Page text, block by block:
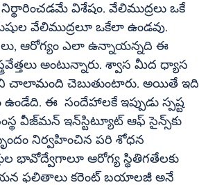
నిర్థారించడమే విశేషం. వేలిముద్రలు ఒకే
వేలిముద్రలూ ఒకేలా ఉండవు.
ఆరోగ్యం ఎలా ఉన్నాయన్నది ఈ
అంటున్నారు. శ్వాస మీద ధ్యాస
చాలామంది చెబుతుంటారు. అయితే ఇది
ఈ  సందేహాలకే ఇప్పుడు స్పష్ట
భావోద్వేగాలూ ఆరోగ్య స్థితిగతేలకు
కరెంట్‌ బయాలజీ అనే